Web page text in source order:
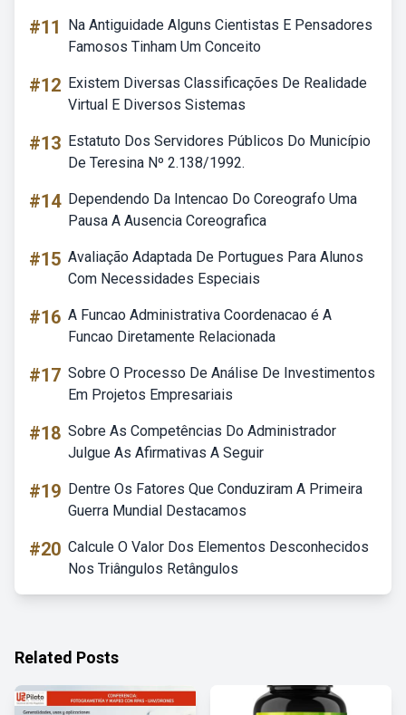
#11
Na Antiguidade Alguns Cientistas E Pensadores
Famosos Tinham Um Conceito
#12 Existem Diversas Classificações De Realidade
Virtual E Diversos Sistemas
#13 Estatuto Dos Servidores Públicos Do Município
De Teresina Nº 2.138/1992.
#14 Dependendo Da Intencao Do Coreografo Uma
Pausa A Ausencia Coreografica
#15 Avaliação Adaptada De Portugues Para Alunos
Com Necessidades Especiais
#16 A Funcao Administrativa Coordenacao é A
Funcao Diretamente Relacionada
#17 Sobre O Processo De Análise De Investimentos
Em Projetos Empresariais
#18 Sobre As Competências Do Administrador
Julgue As Afirmativas A Seguir
#19 Dentre Os Fatores Que Conduziram A Primeira
Guerra Mundial Destacamos
#20 Calcule O Valor Dos Elementos Desconhecidos
Nos Triângulos Retângulos
Related Posts